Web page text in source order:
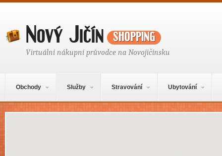
Nový Jičínshopping
Virtuální nákupní průvodce na Novojičínsku
Obchody Služby Stravování Ubytování
Mapa obsahu